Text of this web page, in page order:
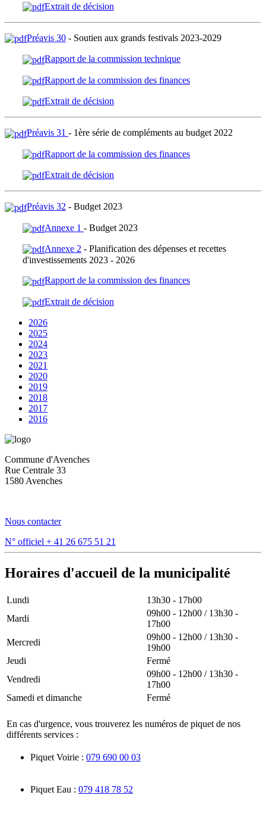
Extrait de décision
Préavis 30 - Soutien aux grands festivals 2023-2029
Rapport de la commission technique
Rapport de la commission des finances
Extrait de décision
Préavis 31 - 1ère série de compléments au budget 2022
Rapport de la commission des finances
Extrait de décision
Préavis 32 - Budget 2023
Annexe 1 - Budget 2023
Annexe 2 - Planification des dépenses et recettes
d'investissements 2023 - 2026
Rapport de la commission des finances
Extrait de décision
2026
2025
2024
2023
2021
2020
2019
2018
2017
2016
Commune d'Avenches
Rue Centrale 33
1580 Avenches
Nous contacter
N° officiel + 41 26 675 51 21
Horaires d'accueil de la municipalité
Lundi
13h30 - 17h00
Mardi
09h00 - 12h00 / 13h30 -
17h00
Mercredi
09h00 - 12h00 / 13h30 -
19h00
Jeudi
Fermé
Vendredi
09h00 - 12h00 / 13h30 -
17h00
Samedi et dimanche
Fermé
En cas d'urgence, vous trouverez les numéros de piquet de nos
différents services :
Piquet Voirie : 079 690 00 03
Piquet Eau : 079 418 78 52